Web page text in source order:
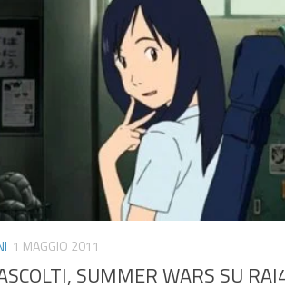
1 MAGGIO 2011
SUMMER WARS SU